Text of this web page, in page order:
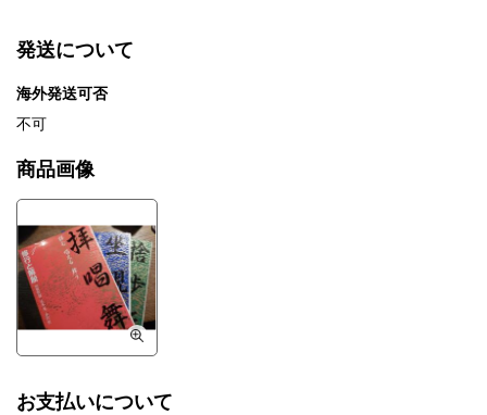
発送について
海外発送可否
不可
商品画像
お支払いについて